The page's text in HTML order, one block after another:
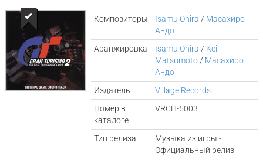
Композиторы Isamu Ohira / Масахиро
Андо
Аранжировка
Isamu Ohira / Keiji
Matsumoto / Масахиро
Андо
Издатель
Village Records
Номер в
каталоге
VRCH-5003
Тип релиза
Музыка из игры -
Официальный релиз